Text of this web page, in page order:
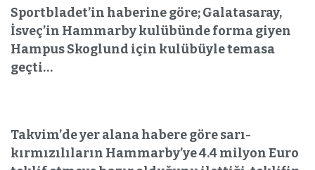
Sportbladet’in haberine göre; Galatasaray,
İsveç’in Hammarby kulübünde forma giyen
Hampus Skoglund için kulübüyle temasa
geçti…
Takvim’de yer alana habere göre sarı-
kırmızılıların Hammarby’ye 4.4 milyon Euro